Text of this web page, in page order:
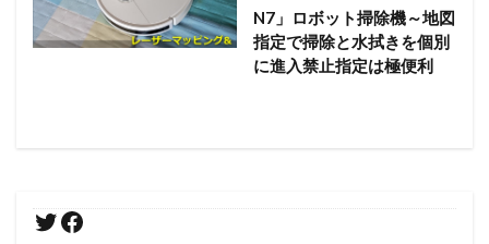
N7」ロボット掃除機～地図
指定で掃除と水拭きを個別
に進入禁止指定は極便利